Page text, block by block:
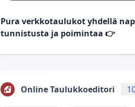
Pura verkkotaulukot yhdellä
tunnistusta ja poimintaa 👉
Online Taulukkoeditori